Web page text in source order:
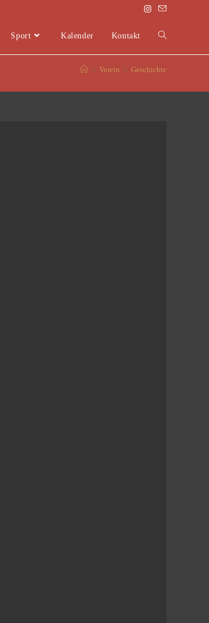
Sport Kalender Kontakt
> Verein > Geschichte